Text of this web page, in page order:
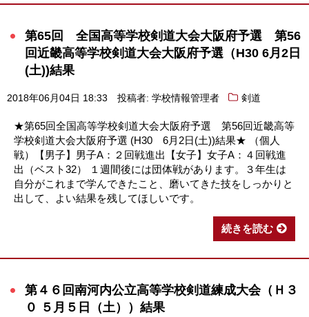
第65回 全国高等学校剣道大会大阪府予選 第56
回近畿高等学校剣道大会大阪府予選（H30 6月2日
(土))結果
2018年06月04日 18:33 投稿者: 学校情報管理者 剣道
★第65回全国高等学校剣道大会大阪府予選 第56回近畿高等
学校剣道大会大阪府予選 (H30 6月2日(土))結果★ （個人
戦）【男子】男子A：２回戦進出【女子】女子A：４回戦進
出（ベスト32） １週間後には団体戦があります。３年生は
自分がこれまで学んできたこと、磨いてきた技をしっかりと
出して、よい結果を残してほしいです。
続きを読む
第４６回南河内公立高等学校剣道練成大会（Ｈ３
０ ５月５日（土））結果